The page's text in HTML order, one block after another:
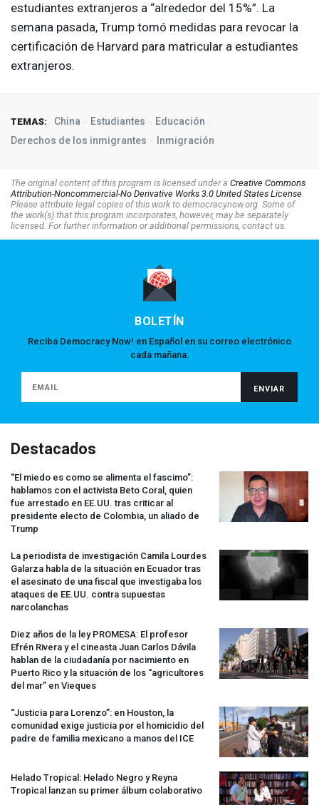
estudiantes extranjeros a “alrededor del 15%”. La
semana pasada, Trump tomó medidas para revocar la
certificación de Harvard para matricular a estudiantes
extranjeros.
TEMAS: China Estudiantes
Educación
Derechos de los inmigrantes
Inmigración
The original content of this program is licensed under a Creative Commons
Attribution-Noncommercial-No Derivative Works 3.0 United States License.
Please attribute legal copies of this work to democracynow.org. Some of
the work(s) that this program incorporates, however, may be separately
licensed. For further information or additional permissions, contact us.
BOLETÍN
Reciba Democracy Now! en Español en su correo electrónico
cada mañana.
Destacados
“El miedo es como se alimenta el fascimo”:
hablamos con el activista Beto Coral, quien
fue arrestado en EE.UU. tras criticar al
presidente electo de Colombia, un aliado de
Trump
La periodista de investigación Camila Lourdes
Galarza habla de la situación en Ecuador tras
el asesinato de una fiscal que investigaba los
ataques de EE.UU. contra supuestas
narcolanchas
Diez años de la ley PROMESA: El profesor
Efrén Rivera y el cineasta Juan Carlos Dávila
hablan de la ciudadanía por nacimiento en
Puerto Rico y la situación de los “agricultores
del mar” en Vieques
“Justicia para Lorenzo”: en Houston, la
comunidad exige justicia por el homicidio del
padre de familia mexicano a manos del ICE
Helado Tropical: Helado Negro y Reyna
Tropical lanzan su primer álbum colaborativo